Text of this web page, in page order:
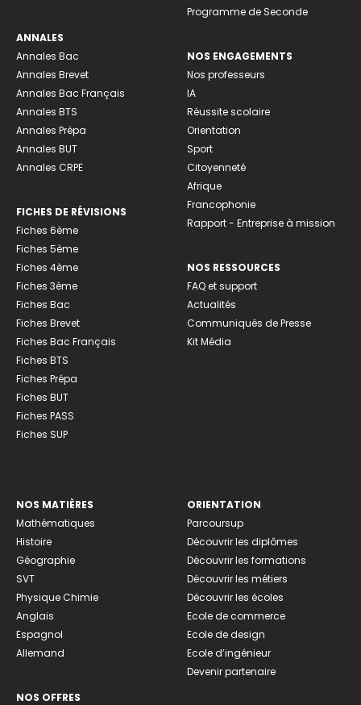
ANNALES
Annales Bac
Annales Brevet
Annales Bac Français
Annales BTS
Annales Prépa
Annales BUT
Annales CRPE
FICHES DE RÉVISIONS
Fiches 6ème
Fiches 5ème
Fiches 4ème
Fiches 3ème
Fiches Bac
Fiches Brevet
Fiches Bac Français
Fiches BTS
Fiches Prépa
Fiches BUT
Fiches PASS
Fiches SUP
Programme de Seconde
NOS ENGAGEMENTS
Nos professeurs
IA
Réussite scolaire
Orientation
Sport
Citoyenneté
Afrique
Francophonie
Rapport - Entreprise à mission
NOS RESSOURCES
FAQ et support
Actualités
Communiqués de Presse
Kit Média
NOS MATIÈRES
Mathématiques
Histoire
Géographie
SVT
Physique Chimie
Anglais
Espagnol
Allemand
NOS OFFRES
ORIENTATION
Parcoursup
Découvrir les diplômes
Découvrir les formations
Découvrir les métiers
Découvrir les écoles
Ecole de commerce
Ecole de design
Ecole d’ingénieur
Devenir partenaire